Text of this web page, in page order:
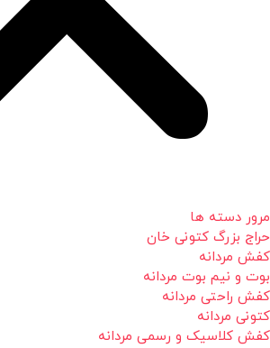
مرور دسته ها
حراج بزرگ کتونی خان
کفش مردانه
بوت و نیم بوت مردانه
کفش راحتی مردانه
کتونی مردانه
کفش کلاسیک و رسمی مردانه